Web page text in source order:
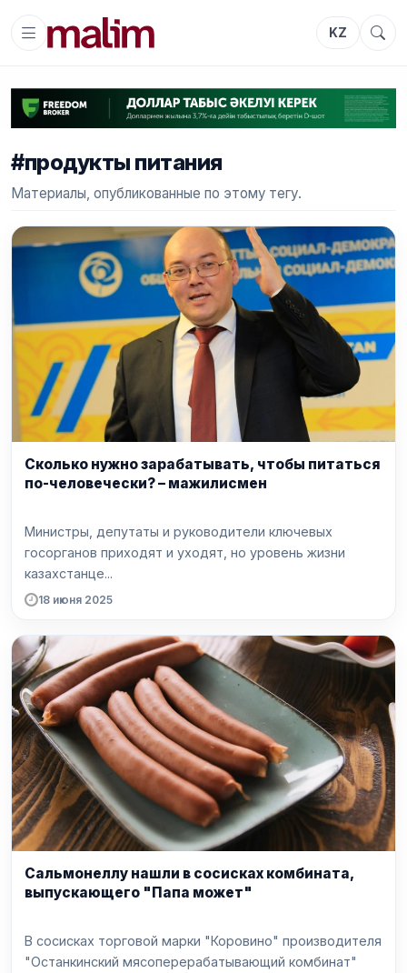
KZ
#продукты питания
Материалы, опубликованные по этому тегу.
Сколько нужно зарабатывать, чтобы питаться
по-человечески? – мажилисмен
Министры, депутаты и руководители ключевых
госорганов приходят и уходят, но уровень жизни
казахстанце...
18 июня 2025
Сальмонеллу нашли в сосисках комбината,
выпускающего "Папа может"
В сосисках торговой марки "Коровино" производителя
"Останкинский мясоперерабатывающий комбинат"